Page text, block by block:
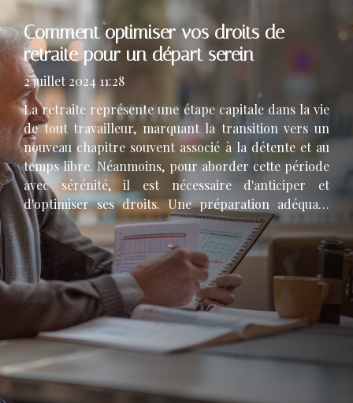
Comment optimiser vos droits de
retraite pour un départ serein
2 juillet 2024 11:28
La retraite représente une étape capitale dans la vie
de tout travailleur, marquant la transition vers un
nouveau chapitre souvent associé à la détente et au
temps libre. Néanmoins, pour aborder cette période
avec sérénité, il est nécessaire d'anticiper et
d'optimiser ses droits. Une préparation adéquate
peut faire la différence entre une retraite
confortable et une fin de carrière parsemée
d'incertitudes. C'est pourquoi comprendre les
mécanismes de calcul et les stratégies d'optimisation
s'avère indispensable. Le présent post a pour
ambition de vous guider à travers les méandres des
régimes de retraite et de vous fournir les clés pour
maximiser vos avantages. Que vous soyez en début de
carrière, en plein milieu ou près du but, il est temps
de prendre en main votre avenir financier....